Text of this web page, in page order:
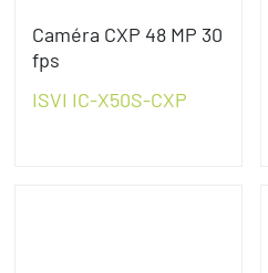
Caméra CXP 48 MP 30
fps
ISVI IC-X50S-CXP